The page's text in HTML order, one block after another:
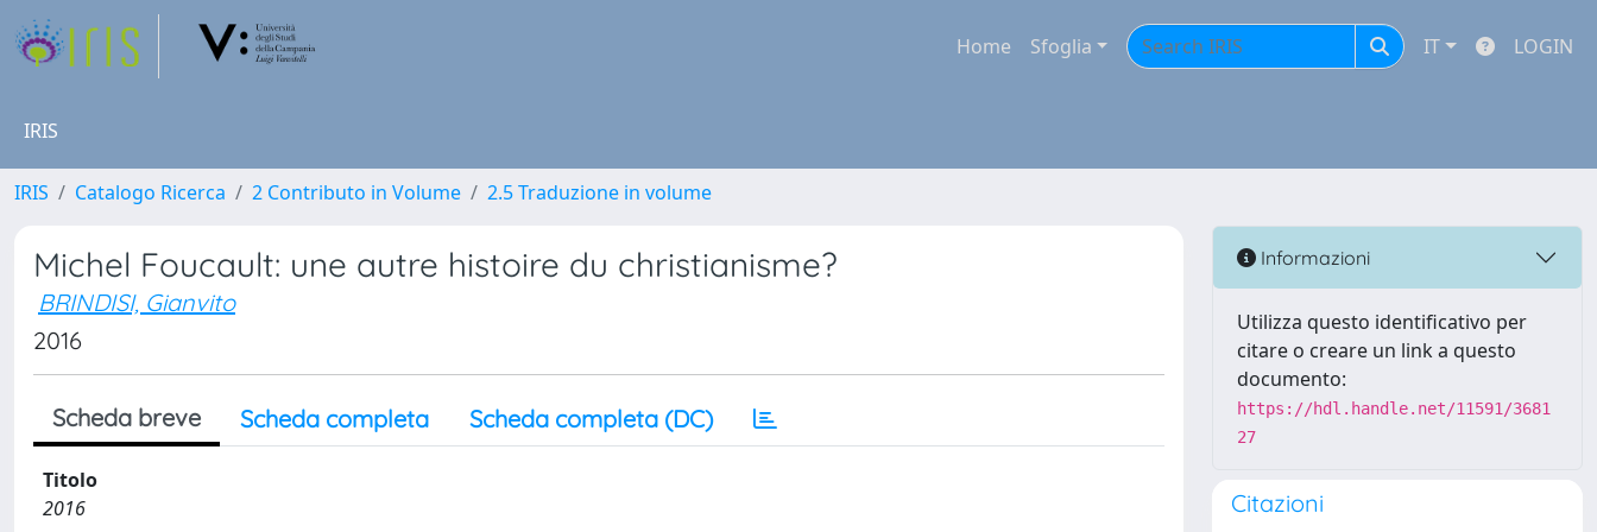
Home Sfoglia IT LOGIN
IRIS
IRIS Catalogo Ricerca 2 Contributo in Volume 2.5 Traduzione in volume
Michel Foucault: une autre histoire du christianisme?
BRINDISI, Gianvito
2016
Scheda breve Scheda completa Scheda completa (DC)
Titolo
2016
Informazioni
Utilizza questo identificativo per
citare o creare un link a questo
documento:
https://hdl.handle.net/11591/3681
27
Citazioni